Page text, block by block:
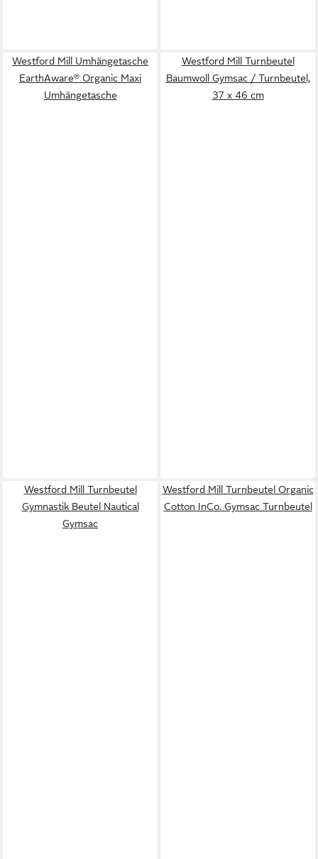
Westford Mill Umhängetasche
EarthAware® Organic Maxi
Umhängetasche
Westford Mill Turnbeutel
Baumwoll Gymsac / Turnbeutel,
37 x 46 cm
Westford Mill Turnbeutel
Gymnastik Beutel Nautical
Gymsac
Westford Mill Turnbeutel Organic
Cotton InCo. Gymsac Turnbeutel